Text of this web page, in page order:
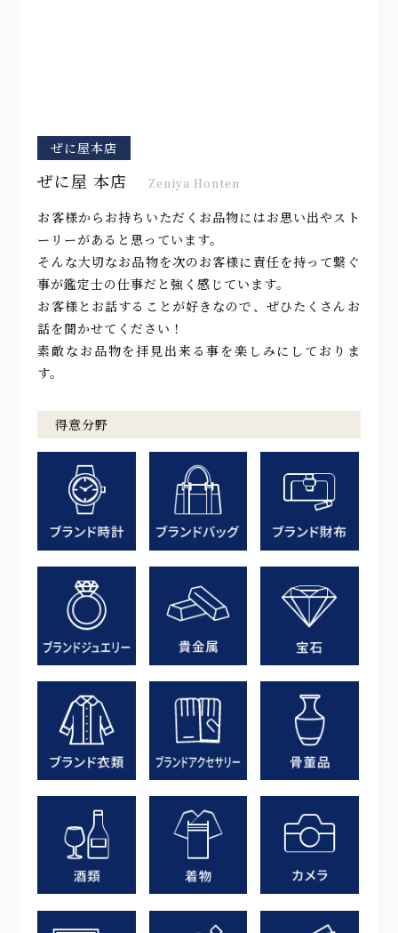
ぜに屋本店
ぜに屋 本店 Zeniya Honten
お客様からお持ちいただくお品物にはお思い出やスト
ーリーがあると思っています。
そんな大切なお品物を次のお客様に責任を持って繋ぐ
事が鑑定士の仕事だと強く感じています。
お客様とお話することが好きなので、ぜひたくさんお
話を聞かせてください！
素敵なお品物を拝見出来る事を楽しみにしておりま
す。
得意分野